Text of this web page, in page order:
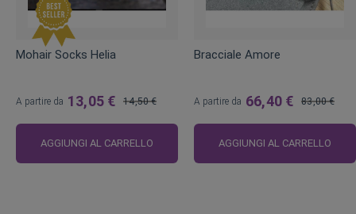
Mohair Socks Helia
A partire da 13,05 €
regolare
14,50 €
AGGIUNGI AL CARRELLO
Bracciale Amore
A partire da 66,40 €
regolare
83,00 €
AGGIUNGI AL CARRELLO